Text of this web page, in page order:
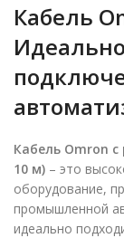
Кабель
Кабель Omron с
10 м) – это
оборудование,
промышленной
идеально